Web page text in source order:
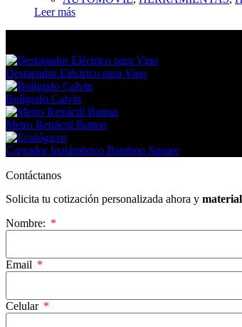
Leer más
Destapador Eléctrico para Vino
Bolígrafo Calvin
Metro Retráctil Button
Cargador Inalámbrico Bamboo Square
Contáctanos
Solicita tu cotización personalizada ahora y
Nombre:
Email
Celular